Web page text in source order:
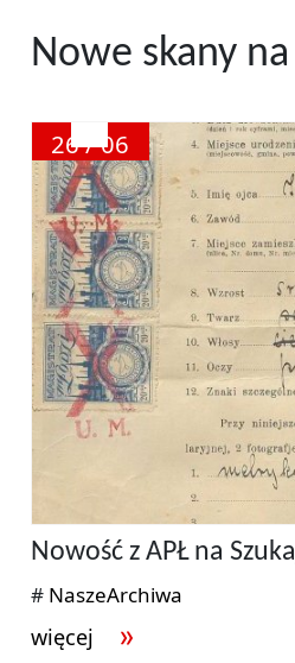
Nowe skany
26 / 06
Nowość z APŁ na
# NaszeArchiwa
więcej